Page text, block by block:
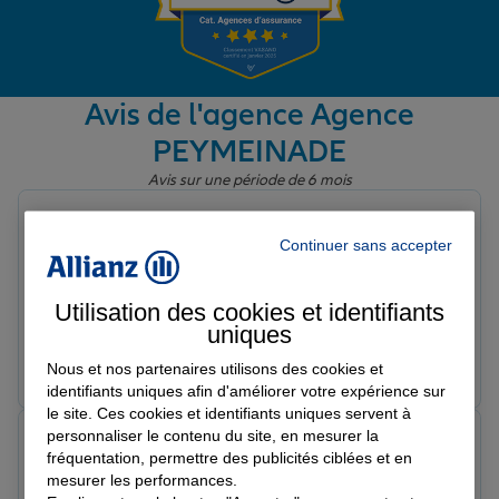
Garantie des accidents de la vie
Assurance scolaire
Retraite
Tous nos devis d'assurance
Avis de l'agence Agence
PEYMEINADE
Avis sur une période de 6 mois
Le 23/07/2026 - Agence PEYMEINADE
Accueil au top Conseillère très à l'écoute et très
professionnelle
Prendre un RDV Voir l'agence
Note de 5 sur 5
Le 24/03/2026 - Agence PEYMEINADE
Sahar b.
Continuer sans accepter
Utilisation des cookies et identifiants
uniques
Nous et nos partenaires utilisons des cookies et
identifiants uniques afin d'améliorer votre expérience sur
le site. Ces cookies et identifiants uniques servent à
personnaliser le contenu du site, en mesurer la
fréquentation, permettre des publicités ciblées et en
mesurer les performances.